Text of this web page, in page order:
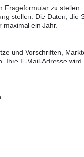
zu
stellen. Die Daten, die
ein Jahr.
und Vorschriften,
E-Mail-Adresse